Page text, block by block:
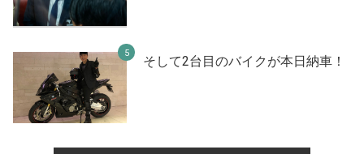
そして2台目のバイクが本日納車！